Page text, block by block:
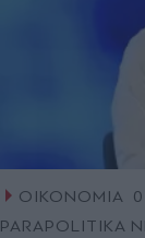
ΟΙΚΟΝΟΜΙΑ
PARAPOLITIKA